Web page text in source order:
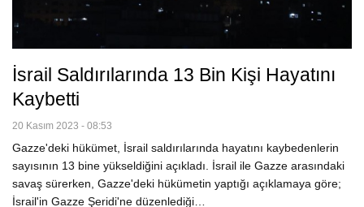
İsrail Saldırılarında 13 Bin Kişi Hayatını
Kaybetti
20 Kasım 2023 - 08:53
Gazze'deki hükümet, İsrail saldırılarında hayatını kaybedenlerin
sayısının 13 bine yükseldiğini açıkladı. İsrail ile Gazze arasındaki
savaş sürerken, Gazze'deki hükümetin yaptığı açıklamaya göre;
İsrail'in Gazze Şeridi'ne düzenlediği…